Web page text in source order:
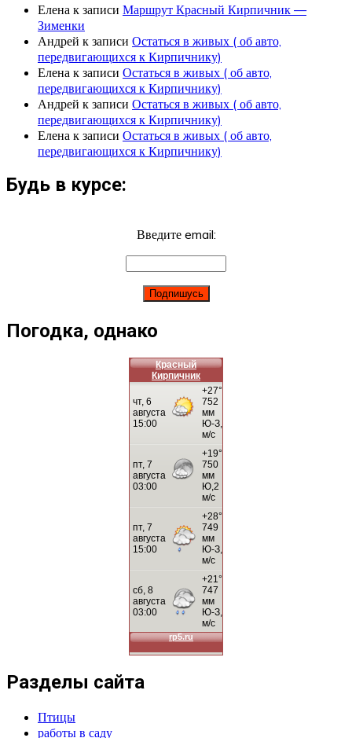
Елена к записи Маршрут Красный Кирпичник —
Зименки
Андрей к записи Остаться в живых ( об авто,
передвигающихся к Кирпичнику)
Елена к записи Остаться в живых ( об авто,
передвигающихся к Кирпичнику)
Андрей к записи Остаться в живых ( об авто,
передвигающихся к Кирпичнику)
Елена к записи Остаться в живых ( об авто,
передвигающихся к Кирпичнику)
Будь в курсе:
Введите email:
Погодка, однако
Красный
Кирпичник
Разделы сайта
Птицы
работы в саду